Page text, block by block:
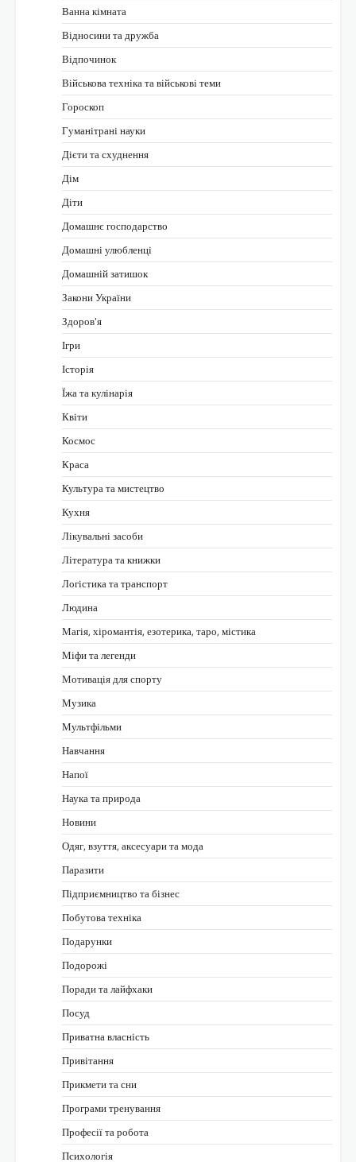
Ванна кімната
Відносини та дружба
Відпочинок
Військова техніка та військові теми
Гороскоп
Гуманітрані науки
Дієти та схуднення
Дім
Діти
Домашнє господарство
Домашні улюбленці
Домашній затишок
Закони України
Здоров'я
Ігри
Історія
Їжа та кулінарія
Квіти
Космос
Краса
Культура та мистецтво
Кухня
Лікувальні засоби
Література та книжки
Логістика та транспорт
Людина
Магія, хіромантія, езотерика, таро, містика
Міфи та легенди
Мотивація для спорту
Музика
Мультфільми
Навчання
Напої
Наука та природа
Новини
Одяг, взуття, аксесуари та мода
Паразити
Підприємництво та бізнес
Побутова техніка
Подарунки
Подорожі
Поради та лайфхаки
Посуд
Приватна власність
Привітання
Прикмети та сни
Програми тренування
Професії та робота
Психологія